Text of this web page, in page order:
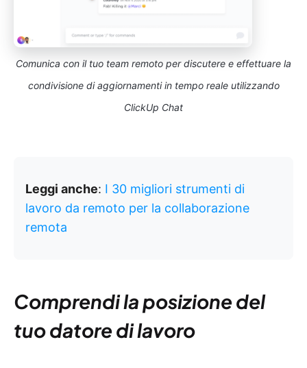
Comunica con il tuo team remoto per discutere e effettuare la
condivisione di aggiornamenti in tempo reale utilizzando
ClickUp Chat
Leggi anche: I 30 migliori strumenti di
lavoro da remoto per la collaborazione
remota
Comprendi la posizione del
tuo datore di lavoro